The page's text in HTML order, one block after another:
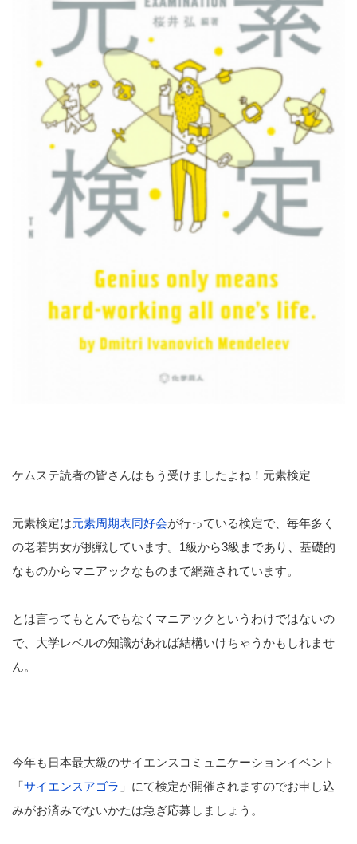
ケムステ読者の皆さんはもう受けましたよね！元素検定
元素検定は元素周期表同好会が行っている検定で、毎年多く
の老若男女が挑戦しています。1級から3級まであり、基礎的
なものからマニアックなものまで網羅されています。
とは言ってもとんでもなくマニアックというわけではないの
で、大学レベルの知識があれば結構いけちゃうかもしれませ
ん。
今年も日本最大級のサイエンスコミュニケーションイベント
「サイエンスアゴラ 」にて検定が開催されますのでお申し込
みがお済みでないかたは急ぎ応募しましょう。